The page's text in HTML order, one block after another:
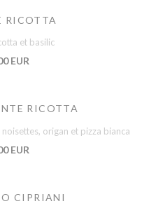
RICOTTA
et basilic
EUR
RICOTTA
origan et pizza bianca
EUR
CIPRIANI